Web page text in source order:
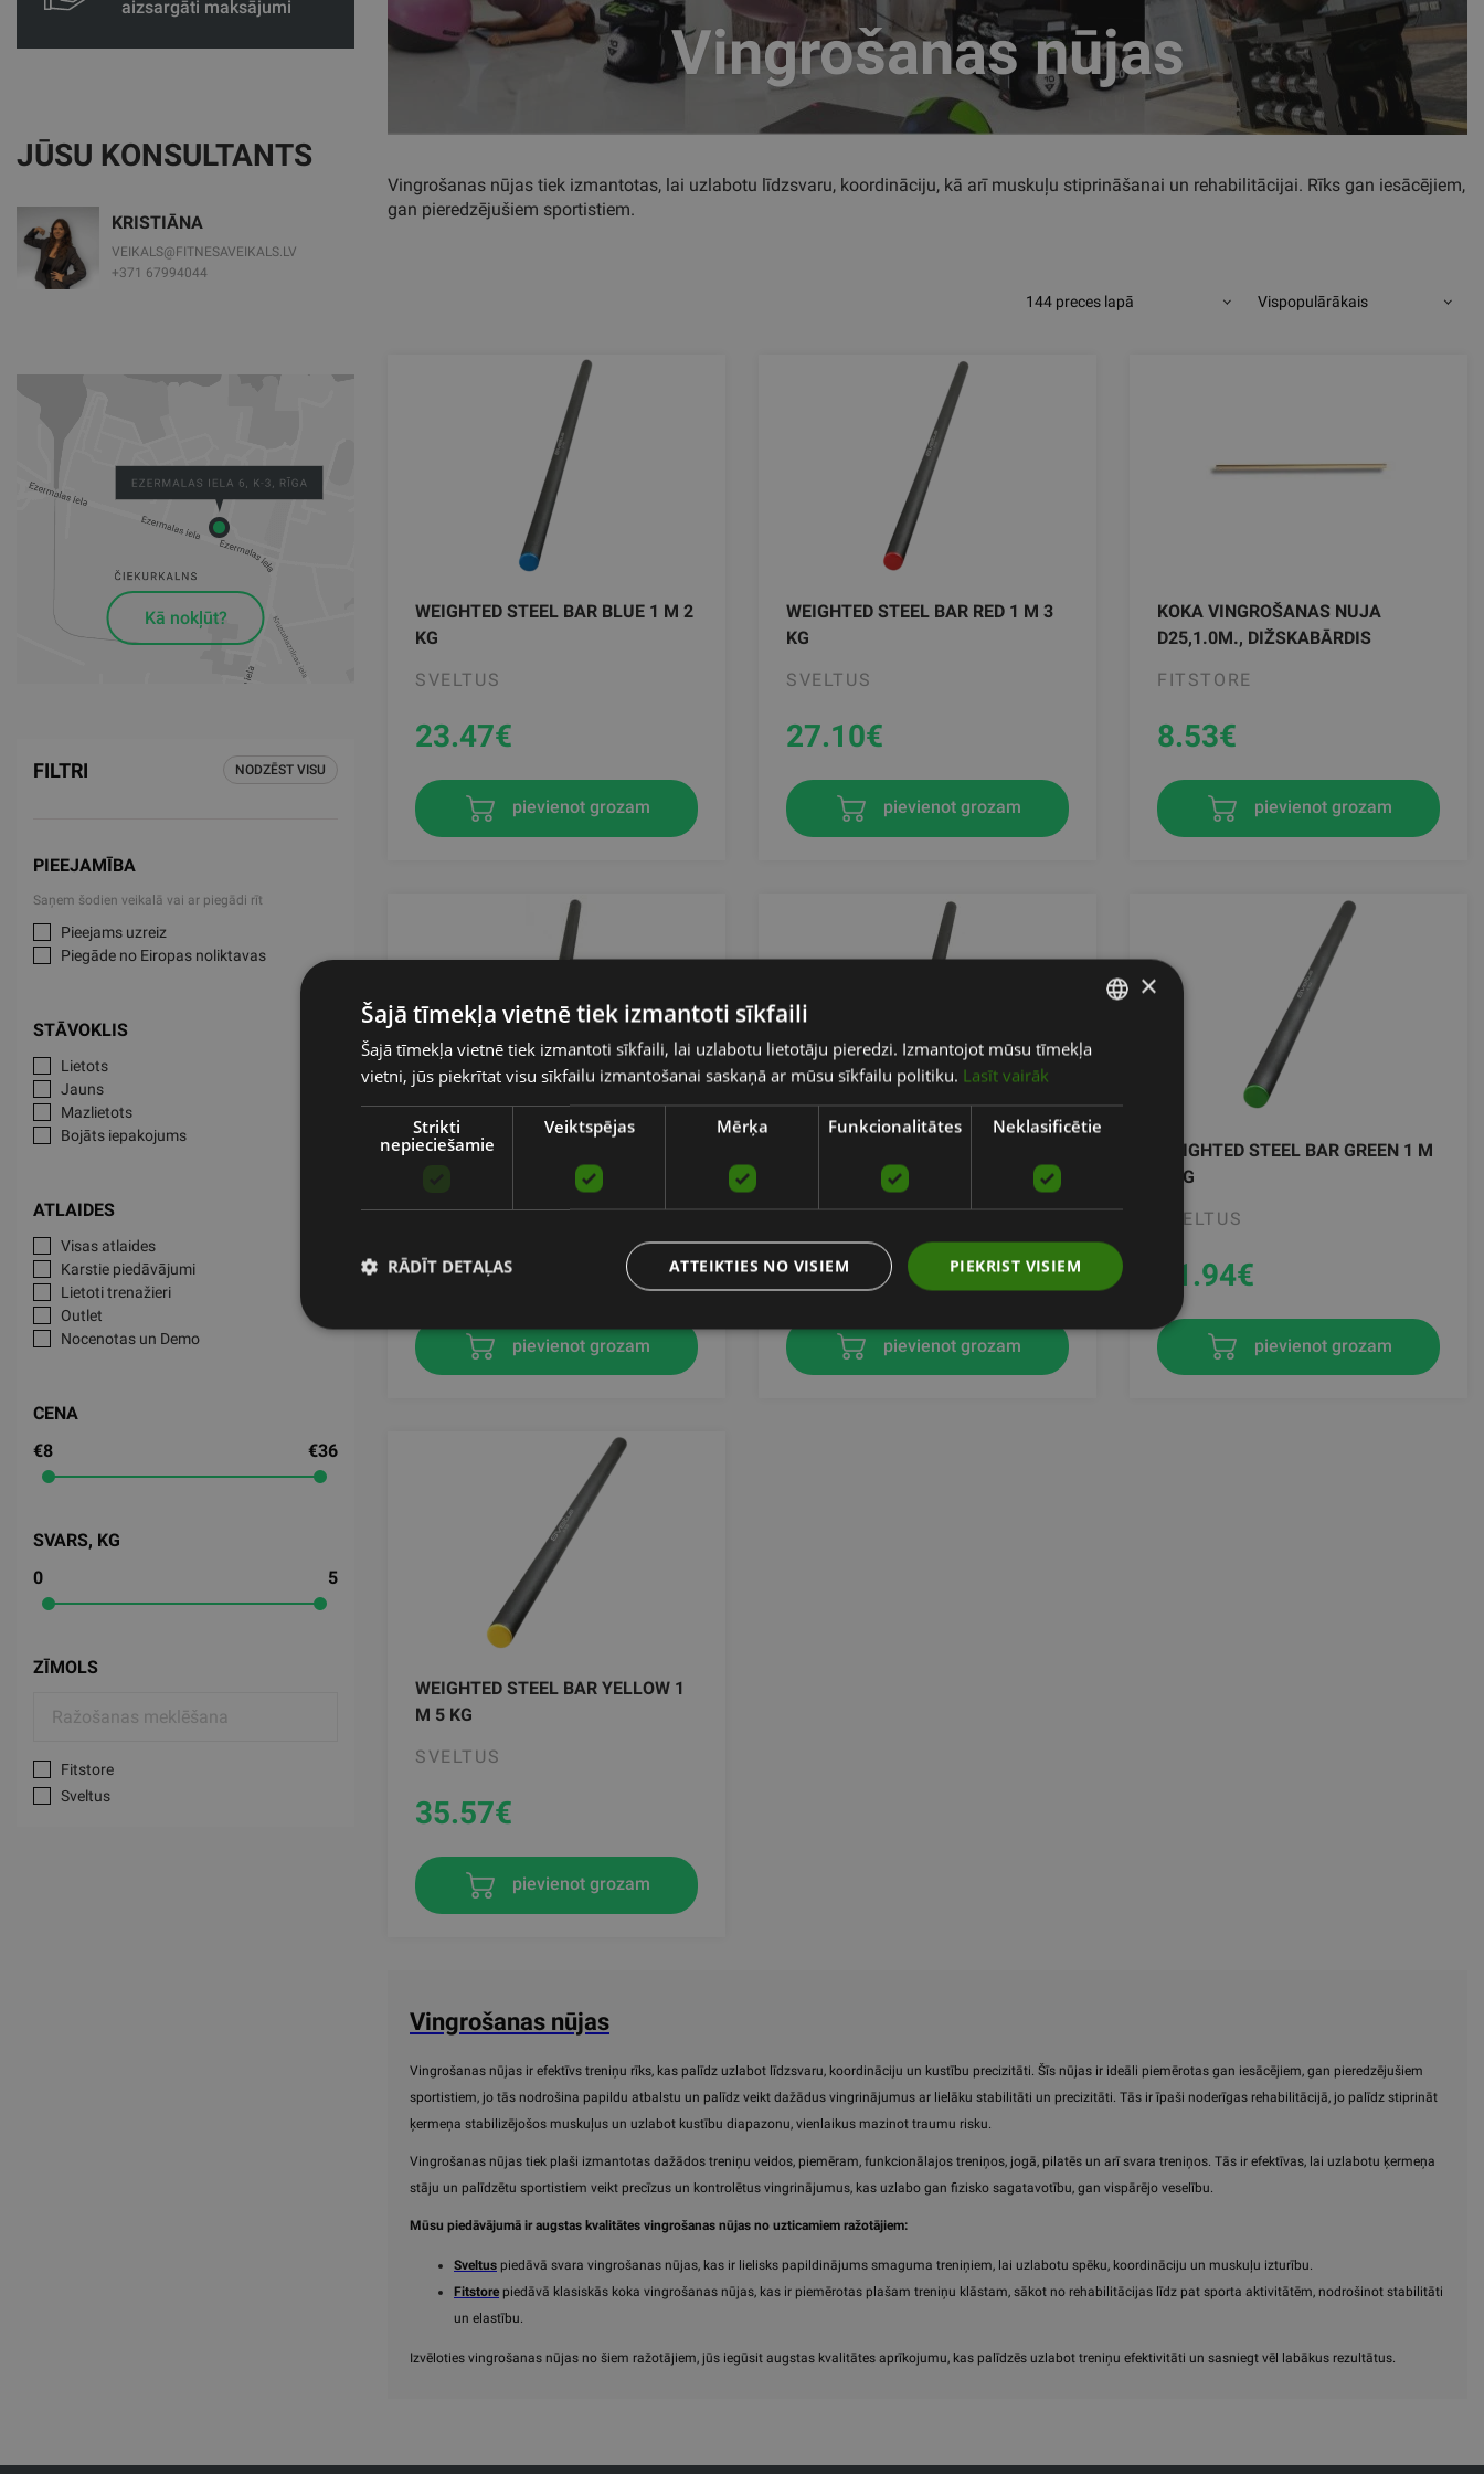
aizsargāti maksājumi
JŪSU KONSULTANTS
KRISTIĀNA
VEIKALS@FITNESAVEIKALS.LV
+371 67994044
Kā nokļūt?
FILTRI NODZĒST VISU
PIEEJAMĪBA
Saņem šodien veikalā vai ar piegādi rīt
Pieejams uzreiz
Piegāde no Eiropas noliktavas
STĀVOKLIS
Lietots
Jauns
Mazlietots
Bojāts iepakojums
ATLAIDES
Visas atlaides
Karstie piedāvājumi
Lietoti trenažieri
Outlet
Nocenotas un Demo
CENA
€8
€36
SVARS, KG
0
5
ZĪMOLS
Fitstore
Sveltus
Vingrošanas nūjas
Vingrošanas nūjas tiek izmantotas, lai uzlabotu līdzsvaru, koordināciju, kā arī muskuļu stiprināšanai un rehabilitācijai. Rīks gan iesācējiem,
gan pieredzējušiem sportistiem.
144 preces lapā Vispopulārākais
WEIGHTED STEEL BAR BLUE 1 M 2
KG
SVELTUS
23.47€
pievienot grozam
WEIGHTED STEEL BAR RED 1 M 3
KG
SVELTUS
27.10€
pievienot grozam
KOKA VINGROŠANAS NUJA
D25,1.0M., DIŽSKABĀRDIS
FITSTORE
8.53€
pievienot grozam
WEIGHTED STEEL BAR BLACK 1M
18.88€
pievienot grozam
21.90 €
pievienot grozam
WEIGHTED STEEL BAR GREEN 1 M
4 KG
SVELTUS
31.94€
pievienot grozam
WEIGHTED STEEL BAR YELLOW 1
M 5 KG
SVELTUS
35.57€
pievienot grozam
Vingrošanas nūjas
Vingrošanas nūjas ir efektīvs treniņu rīks, kas palīdz uzlabot līdzsvaru, koordināciju un kustību precizitāti. Šīs nūjas ir ideāli piemērotas gan iesācējiem, gan pieredzējušiem
sportistiem, jo tās nodrošina papildu atbalstu un palīdz veikt dažādus vingrinājumus ar lielāku stabilitāti un precizitāti. Tās ir īpaši noderīgas rehabilitācijā, jo palīdz stiprināt
ķermeņa stabilizējošos muskuļus un uzlabot kustību diapazonu, vienlaikus mazinot traumu risku.
Vingrošanas nūjas tiek plaši izmantotas dažādos treniņu veidos, piemēram, funkcionālajos treniņos, jogā, pilatēs un arī svara treniņos. Tās ir efektīvas, lai uzlabotu ķermeņa
stāju un palīdzētu sportistiem veikt precīzus un kontrolētus vingrinājumus, kas uzlabo gan fizisko sagatavotību, gan vispārējo veselību.
Mūsu piedāvājumā ir augstas kvalitātes vingrošanas nūjas no uzticamiem ražotājiem:
Sveltus piedāvā svara vingrošanas nūjas, kas ir lielisks papildinājums smaguma treniņiem, lai uzlabotu spēku, koordināciju un muskuļu izturību.
Fitstore piedāvā klasiskās koka vingrošanas nūjas, kas ir piemērotas plašam treniņu klāstam, sākot no rehabilitācijas līdz pat sporta aktivitātēm, nodrošinot stabilitāti
un elastību.
Izvēloties vingrošanas nūjas no šiem ražotājiem, jūs iegūsit augstas kvalitātes aprīkojumu, kas palīdzēs uzlabot treniņu efektivitāti un sasniegt vēl labākus rezultātus.
LATVIAN
RUSSIAN
×
Šajā tīmekļa vietnē tiek izmantoti sīkfaili
Šajā tīmekļa vietnē tiek izmantoti sīkfaili, lai uzlabotu lietotāju pieredzi. Izmantojot mūsu tīmekļa
vietni, jūs piekrītat visu sīkfailu izmantošanai saskaņā ar mūsu sīkfailu politiku. Lasīt vairāk
Strikti
nepieciešamie
Veiktspējas Mērķa Funkcionalitātes Neklasificētie
PIEKRIST VISIEM
ATTEIKTIES NO VISIEM
RĀDĪT DETAĻAS